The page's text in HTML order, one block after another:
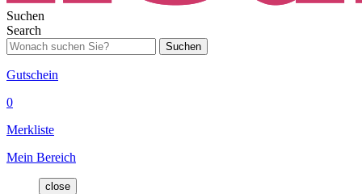
Suchen
Search
Suchen
Gutschein
0
Merkliste
Mein Bereich
close